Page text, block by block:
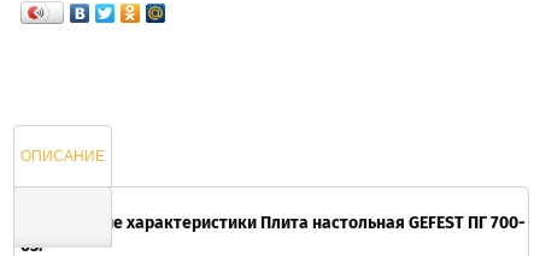
ОПИСАНИЕ
Технические характеристики Плита настольная GEFEST ПГ 700-
03: